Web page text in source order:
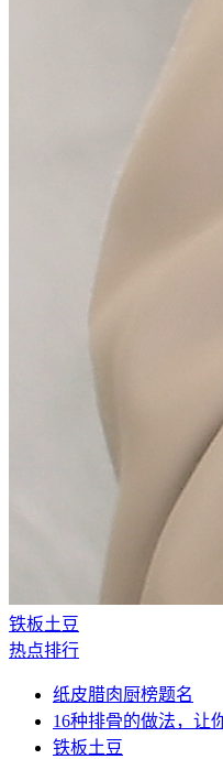
铁板土豆
热点排行
纸皮腊肉厨榜题名
16种排骨的做法，让
铁板土豆